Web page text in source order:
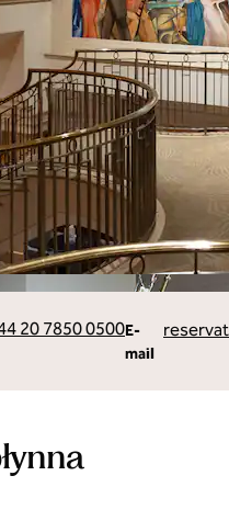
20 7850 0500E-
mail
Email